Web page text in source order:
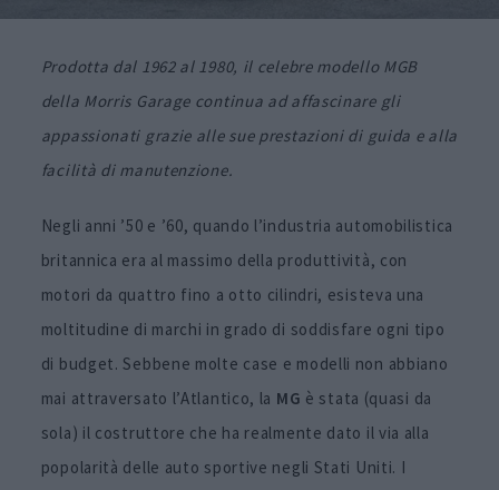
Prodotta dal 1962 al 1980, il celebre modello MGB
della Morris Garage continua ad affascinare gli
appassionati grazie alle sue prestazioni di guida e alla
facilità di manutenzione.
Negli anni ’50 e ’60, quando l’industria automobilistica
britannica era al massimo della produttività, con
motori da quattro fino a otto cilindri, esisteva una
moltitudine di marchi in grado di soddisfare ogni tipo
di budget. Sebbene molte case e modelli non abbiano
mai attraversato l’Atlantico, la MG è stata (quasi da
sola) il costruttore che ha realmente dato il via alla
popolarità delle auto sportive negli Stati Uniti. I